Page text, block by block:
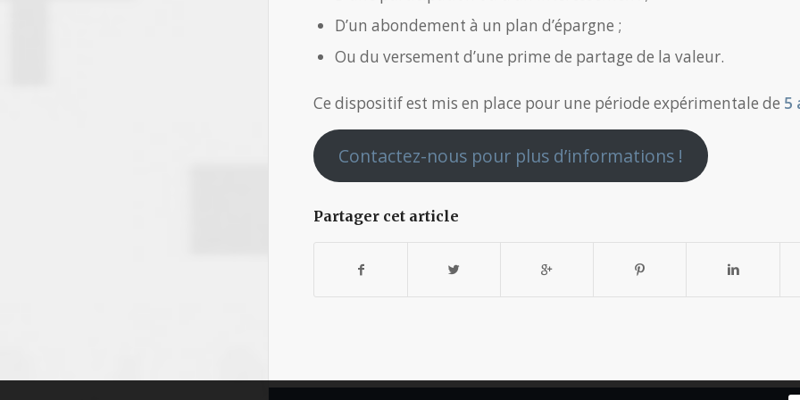
D’un abondement à un plan d’épargne ;
Ou du versement d’une prime de partage de la valeur.
Ce dispositif est mis en place pour une période expérimentale de 5
Contactez-nous pour plus d’informations !
Partager cet article